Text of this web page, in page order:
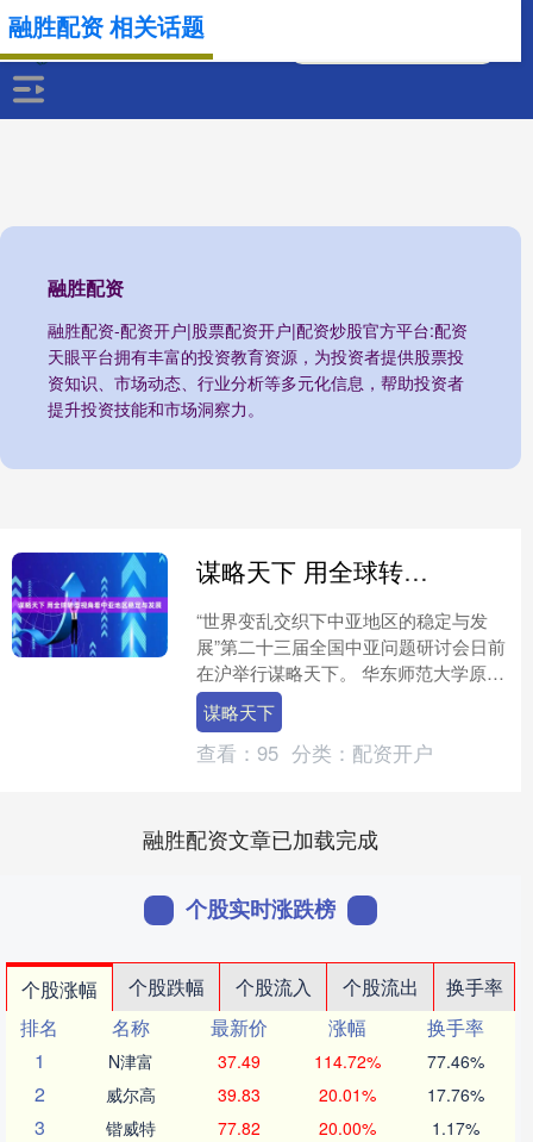
融胜配资
融胜配资-配资开户|股票配资开户|配资炒股官方平台:配资
天眼平台拥有丰富的投资教育资源，为投资者提供股票投
资知识、市场动态、行业分析等多元化信息，帮助投资者
提升投资技能和市场洞察力。
融胜配资 相关话题
谋略天下 用全球转型视角看中亚地区稳定与发展
“世界变乱交织下中亚地区的稳定与发
展”第二十三届全国中亚问题研讨会日前
在沪举行谋略天下。 华东师范大学原副
校长、教授范军在开幕式上致辞。他指
出，本届研讨会主题包....
谋略天下
查看： 95 分类： 配资开户
融胜配资文章已加载完成
个股实时涨跌榜
个股涨幅 个股跌幅 个股流入 个股流出
换手率
排名
名称 最新价 涨幅
换手率
1
N津富 37.49 114.72% 77.46%
2 威尔高 39.83 20.01% 17.76%
3 锴威特 77.82 20.00% 1.17%